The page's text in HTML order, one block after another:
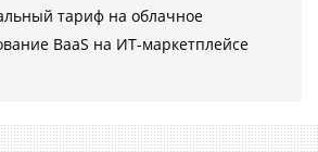
тариф на облачное
BaaS на ИТ-маркетплейсе